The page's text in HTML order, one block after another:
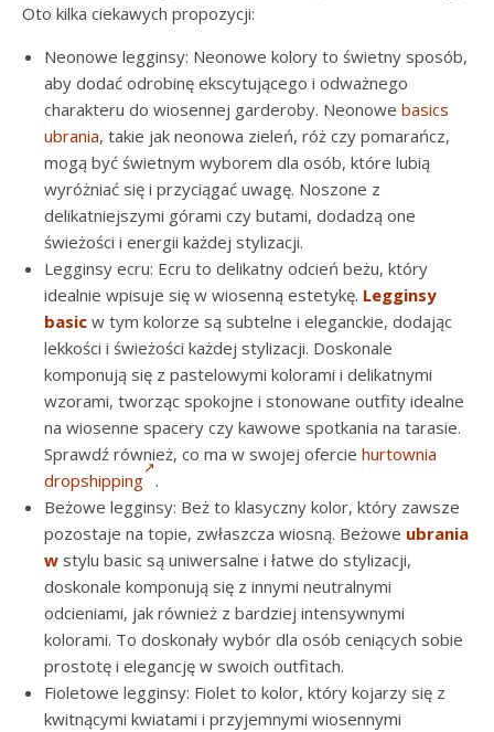
Oto kilka ciekawych propozycji:
Neonowe legginsy: Neonowe kolory to świetny sposób,
aby dodać odrobinę ekscytującego i odważnego
charakteru do wiosennej garderoby. Neonowe basics
ubrania, takie jak neonowa zieleń, róż czy pomarańcz,
mogą być świetnym wyborem dla osób, które lubią
wyróżniać się i przyciągać uwagę. Noszone z
delikatniejszymi górami czy butami, dodadzą one
świeżości i energii każdej stylizacji.
Legginsy ecru: Ecru to delikatny odcień beżu, który
idealnie wpisuje się w wiosenną estetykę. Legginsy
basic w tym kolorze są subtelne i eleganckie, dodając
lekkości i świeżości każdej stylizacji. Doskonale
komponują się z pastelowymi kolorami i delikatnymi
wzorami, tworząc spokojne i stonowane outfity idealne
na wiosenne spacery czy kawowe spotkania na tarasie.
Sprawdź również, co ma w swojej ofercie hurtownia
dropshipping .
Beżowe legginsy: Beż to klasyczny kolor, który zawsze
pozostaje na topie, zwłaszcza wiosną. Beżowe ubrania
w stylu basic są uniwersalne i łatwe do stylizacji,
doskonale komponują się z innymi neutralnymi
odcieniami, jak również z bardziej intensywnymi
kolorami. To doskonały wybór dla osób ceniących sobie
prostotę i elegancję w swoich outfitach.
Fioletowe legginsy: Fiolet to kolor, który kojarzy się z
kwitnącymi kwiatami i przyjemnymi wiosennymi